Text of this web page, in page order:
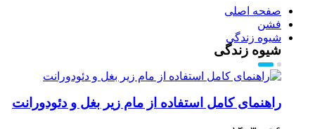
صفحه اصلی
فشن
شیوه زندگی
شیوه زندگی
راهنمای کامل استفاده از مام زیر بغل و دئودورانت